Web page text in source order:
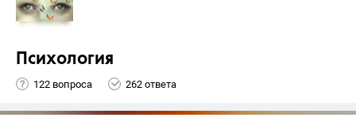
Психология
122 вопроса 262 ответа